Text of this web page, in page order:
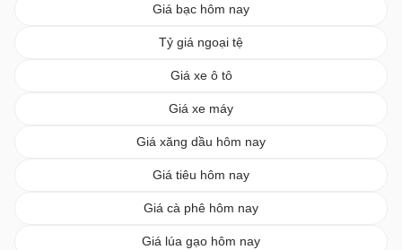
Giá bạc hôm nay
Tỷ giá ngoại tệ
Giá xe ô tô
Giá xe máy
Giá xăng dầu hôm nay
Giá tiêu hôm nay
Giá cà phê hôm nay
Giá lúa gạo hôm nay